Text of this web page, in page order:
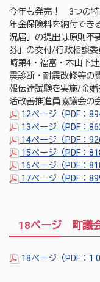
今年も発売！ 3つの特
年金保険料を納付でき
況届」の提出は原則不
券」の交付/行政相談
崎第4・福富・木山下
震診断・耐震改修等の
報伝達試験を実施/金
活改善推進員協議会の
12ページ（PDF：
13ページ（PDF：
14ページ（PDF：
15ページ（PDF：
16ページ（PDF：
17ページ（PDF：
18ページ 町議
18ページ（PDF：